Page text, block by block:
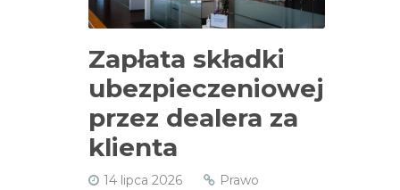
Zapłata składki
ubezpieczeniowej
przez dealera za
klienta
14 lipca 2026
Prawo